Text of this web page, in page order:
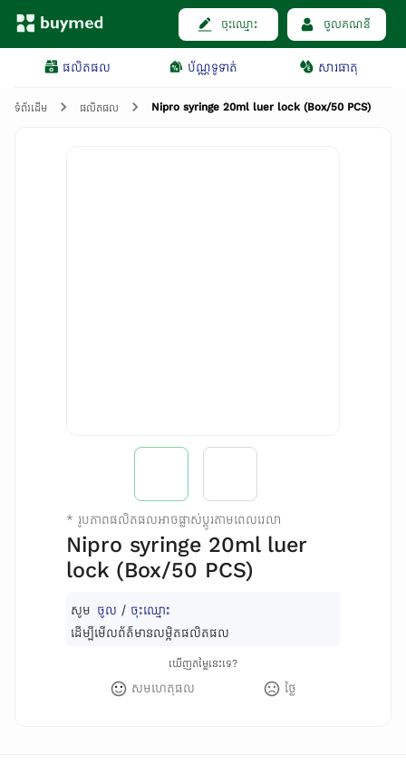
ចុះឈ្មោះ ចូលគណនី
ផលិតផល ប័ណ្ណទូទាត់ សារធាតុ
ទំព័រដើម ផលិតផល Nipro syringe 20ml luer lock (Box/50 PCS)
* រូបភាពផលិតផលអាចផ្លាស់ប្តូរតាមពេលវេលា
Nipro syringe 20ml luer
lock (Box/50 PCS)
សូម ចូល / ចុះឈ្មោះ
ដើម្បីមើលព័ត៌មានលម្អិតផលិតផល
ឃើញតម្លៃនេះទេ?
សមហេតុផល ថ្លៃ